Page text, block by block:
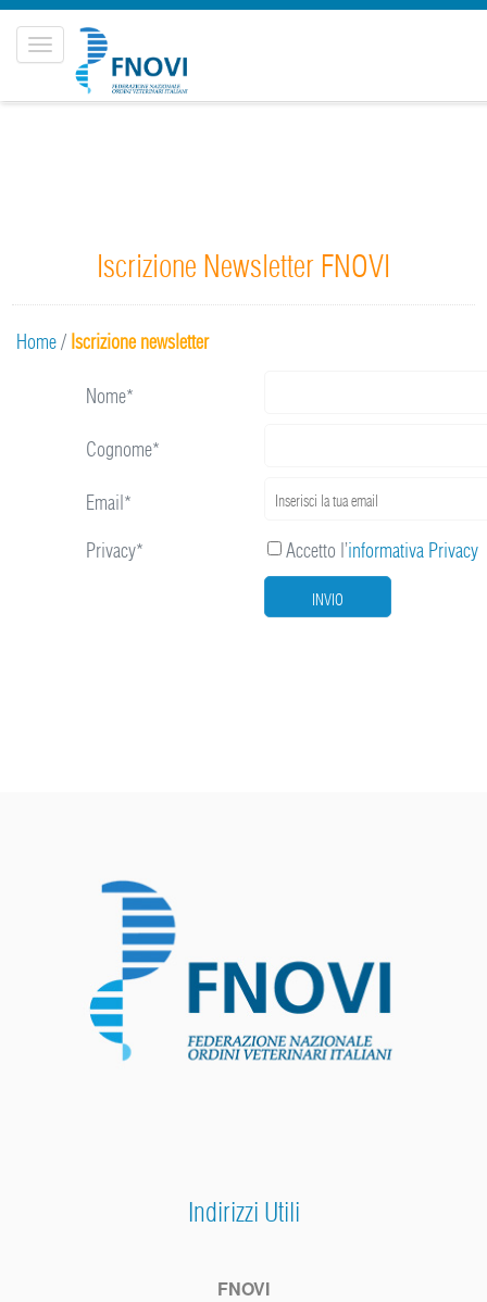
Toggle
navigation
Iscrizione Newsletter FNOVI
Home/ Iscrizione newsletter
Nome*
Cognome*
Email*
Privacy*
Accetto l’informativa Privacy
INVIO
Indirizzi Utili
FNOVI